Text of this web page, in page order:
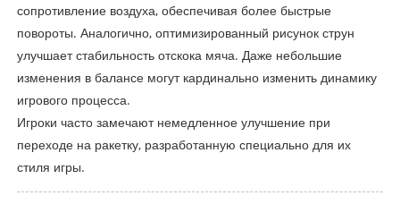
сопротивление воздуха, обеспечивая более быстрые
повороты. Аналогично, оптимизированный рисунок струн
улучшает стабильность отскока мяча. Даже небольшие
изменения в балансе могут кардинально изменить динамику
игрового процесса.
Игроки часто замечают немедленное улучшение при
переходе на ракетку, разработанную специально для их
стиля игры.